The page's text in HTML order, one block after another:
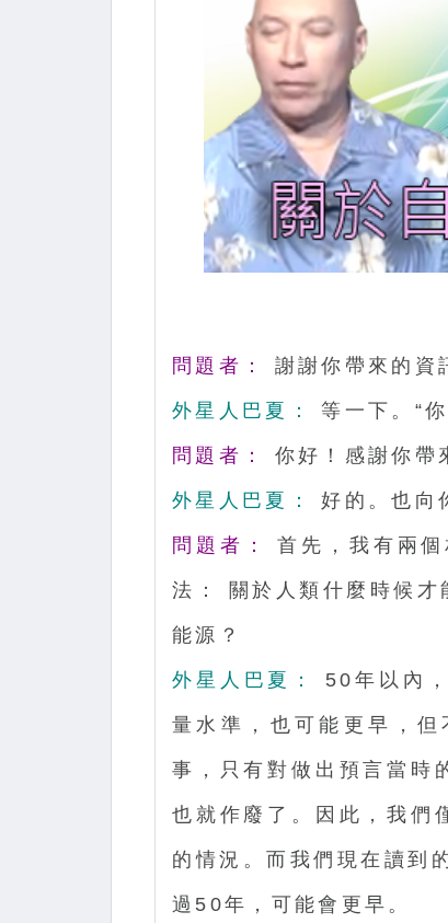
問題者： 謝謝你帶來的資
外星人巴夏： 等一下。“
問題者： 你好！感謝你帶
外星人巴夏： 好的。也向
問題者： 首先，我有兩
法： 關於人類什麼時候才
能源？
外星人巴夏： 50年以內
量水準，也可能更早，
事，只有對做出預言當時
也就作廢了。因此，我們
的情況。而我們現在讀到
過50年，可能會更早。